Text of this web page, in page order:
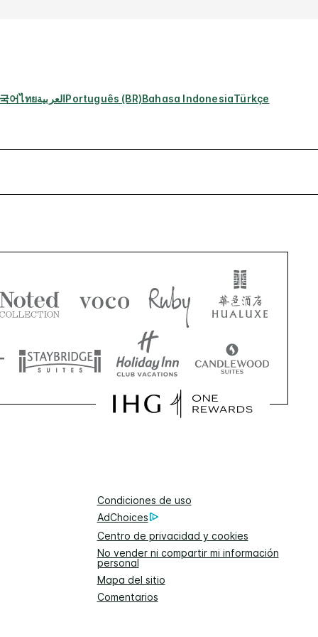
어ไทยالعربيةPortuguês (BR)Bahasa IndonesiaTürkçe
Condiciones de uso
AdChoices
Centro de privacidad y cookies
No vender ni compartir mi información
personal
Mapa del sitio
Comentarios